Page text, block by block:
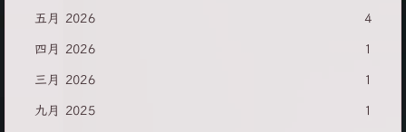
五月 2026
4
四月 2026
1
三月 2026
1
九月 2025
1